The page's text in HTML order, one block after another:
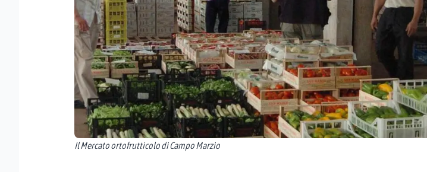
Il Mercato ortofrutticolo di Campo Marzio